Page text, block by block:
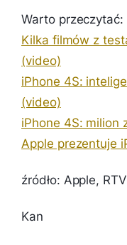
Warto przeczytać:
Kilka filmów z
(video)
iPhone 4S:
(video)
iPhone 4S: milion
Apple prezentuje
źródło: Apple,
Kan